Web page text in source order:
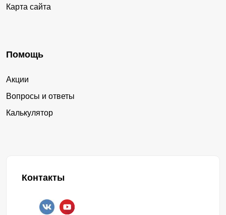
Карта сайта
Помощь
Акции
Вопросы и ответы
Калькулятор
Контакты